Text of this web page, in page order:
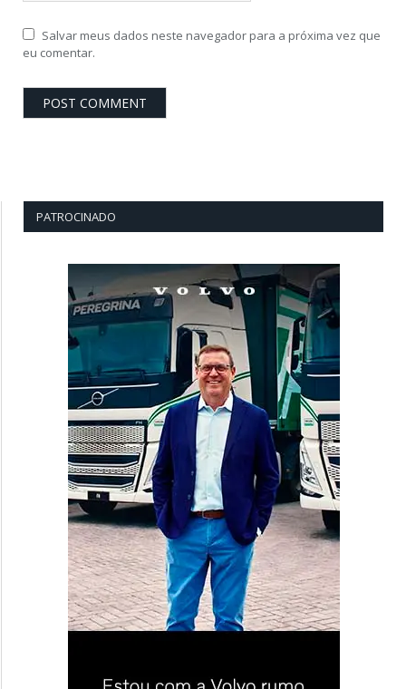
Salvar meus dados neste navegador para a próxima vez que
eu comentar.
PATROCINADO